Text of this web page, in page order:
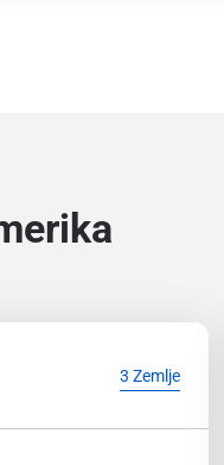
3 Zemlje